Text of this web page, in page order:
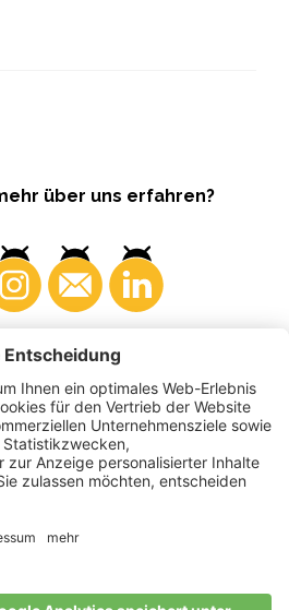
über uns erfahren?
Produzenten
Gen. landw. Gesellschaft
Einstellungen Datenschutz